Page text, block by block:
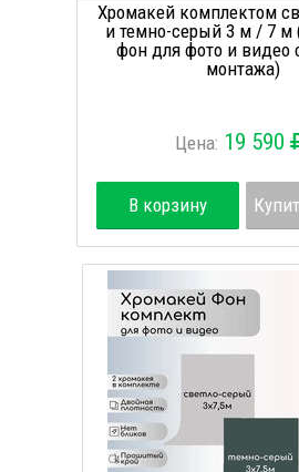
Хромакей комплектом
и темно-серый 3 м / 7 м
фон для фото и видео
монтажа)
Цена: 19 590
В корзину